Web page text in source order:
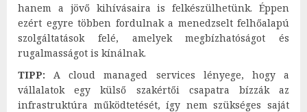
hanem a jövő kihívásaira is felkészülhetünk. Éppen
ezért egyre többen fordulnak a menedzselt felhőalapú
szolgáltatások felé, amelyek megbízhatóságot és
rugalmasságot is kínálnak.
TIPP: A cloud managed services lényege, hogy a
vállalatok egy külső szakértői csapatra bízzák az
infrastruktúra működtetését, így nem szükséges saját